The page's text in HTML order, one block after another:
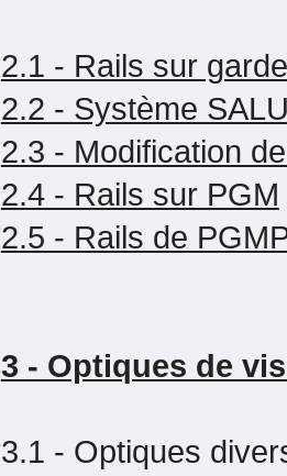
2.1 - Rails sur
2.2 - Système
2.3 - Modification
2.4 - Rails sur PGM
2.5 - Rails de
3 - Optiques de
3.1 - Optiques